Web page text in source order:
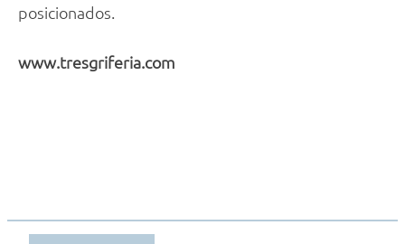
posicionados.
www.tresgriferia.com